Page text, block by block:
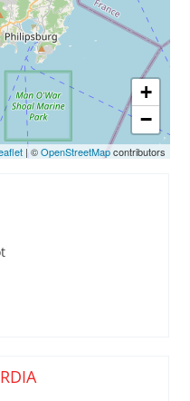
+
−
| ©OpenStreetMapcontributors